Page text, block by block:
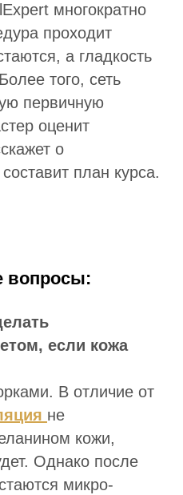
многократно
проходит
а гладкость
того, сеть
первичную
оценит
о
план курса.
вопросы:
если кожа
В отличие от
не
кожи,
Однако после
микро-